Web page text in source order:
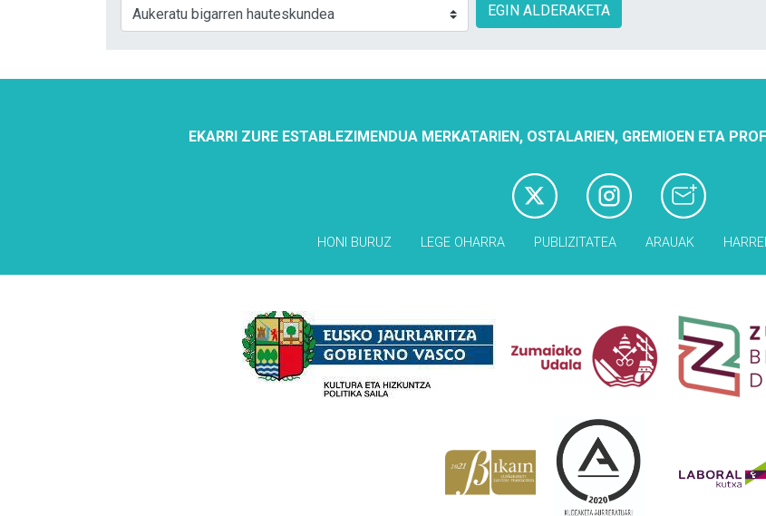
EGIN ALDERAKETA
EKARRI ZURE ESTABLEZIMENDUA MERKATARIEN, OSTALARIEN, GREMIOEN ETA
HONI BURUZ LEGE OHARRA PUBLIZITATEA ARAUAK